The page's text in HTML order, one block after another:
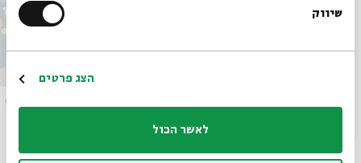
שיווק
הצג פרטים
לאשר הכול
VOCA שבת: משפחות שרות יחד VOCA שבת: משפחות שרות יחד